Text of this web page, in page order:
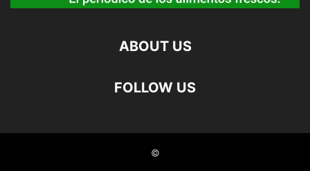
ABOUT US
FOLLOW US
©